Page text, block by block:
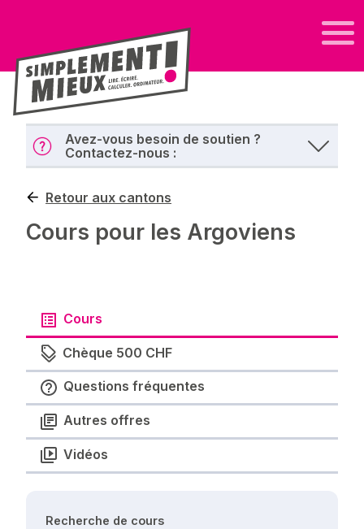
Avez-vous besoin de soutien ?
Contactez-nous :
Retour aux cantons
Cours pour les Argoviens
Cours
Chèque 500 CHF
Questions fréquentes
Autres offres
Vidéos
Recherche de cours